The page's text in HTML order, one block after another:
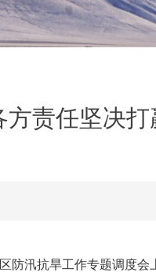
责任坚决
防汛抗旱工作专题调度会